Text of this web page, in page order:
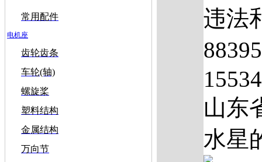
常用配件
电机座
齿轮齿条
车轮(轴)
螺旋桨
塑料结构
金属结构
万向节
违法
山东
水星